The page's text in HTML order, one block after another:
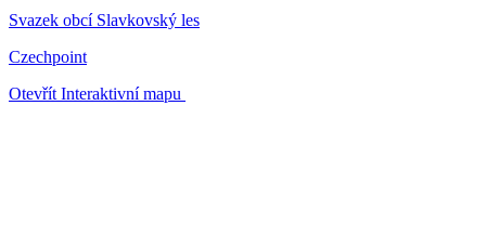
Svazek obcí Slavkovský les
Czechpoint
Otevřít Interaktivní mapu